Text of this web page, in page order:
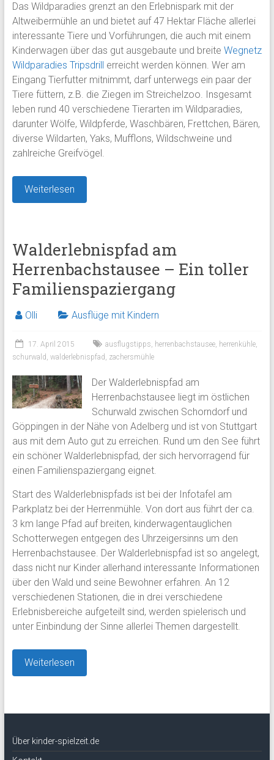
Das Wildparadies grenzt an den Erlebnispark mit der
Altweibermühle an und bietet auf 47 Hektar Fläche allerlei
interessante Tiere und Vorführungen, die auch mit einem
Kinderwagen über das gut ausgebaute und breite Wegnetz
Wildparadies Tripsdrill erreicht werden können. Wer am
Eingang Tierfutter mitnimmt, darf unterwegs ein paar der
Tiere füttern, z.B. die Ziegen im Streichelzoo. Insgesamt
leben rund 40 verschiedene Tierarten im Wildparadies,
darunter Wölfe, Wildpferde, Waschbären, Frettchen, Bären,
diverse Wildarten, Yaks, Mufflons, Wildschweine und
zahlreiche Greifvögel.
Weiterlesen
Walderlebnispfad am
Herrenbachstausee – Ein toller
Familienspaziergang
Olli Ausflüge mit Kindern
17. April 2015 ausflugstipps, herrenbachstausee, herrenkühle,
schurwald , walderlebnispfad , zachersmühle
Der Walderlebnispfad am
Herrenbachstausee liegt im östlichen
Schurwald zwischen Schorndorf und
Göppingen in der Nähe von Adelberg und ist von Stuttgart
aus mit dem Auto gut zu erreichen. Rund um den See führt
ein schöner Walderlebnispfad, der sich hervorragend für
einen Familienspaziergang eignet.
Start des Walderlebnispfads ist bei der Infotafel am
Parkplatz bei der Herrenmühle. Von dort aus führt der ca.
3 km lange Pfad auf breiten, kinderwagentauglichen
Schotterwegen entgegen des Uhrzeigersinns um den
Herrenbachstausee. Der Walderlebnispfad ist so angelegt,
dass nicht nur Kinder allerhand interessante Informationen
über den Wald und seine Bewohner erfahren. An 12
verschiedenen Stationen, die in drei verschiedene
Erlebnisbereiche aufgeteilt sind, werden spielerisch und
unter Einbindung der Sinne allerlei Themen dargestellt.
Weiterlesen
Über kinder-spielzeit.de